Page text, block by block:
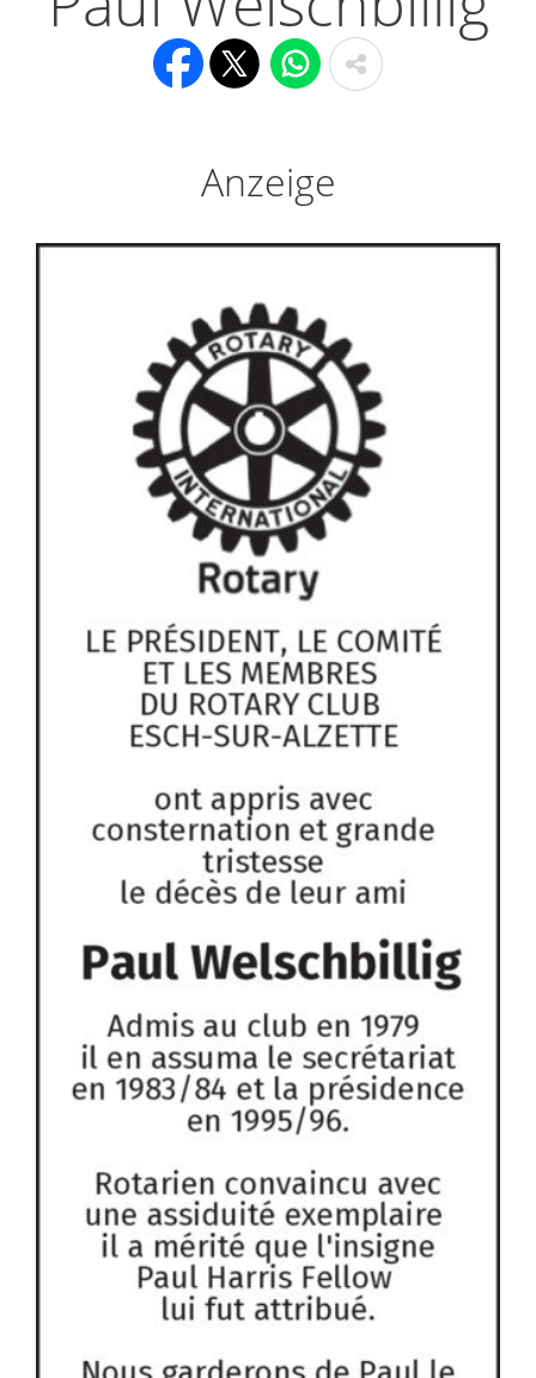
Anzeige